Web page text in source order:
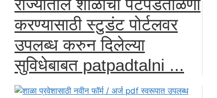
राज्यातील शाळांची पटपडताळणी
करण्यासाठी स्टुडंट पोर्टलवर
उपलब्ध करुन दिलेल्या
सुविधेबाबत patpadtalni ...